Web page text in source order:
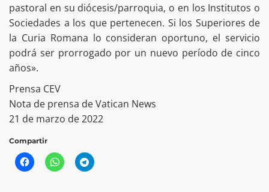
pastoral en su diócesis/parroquia, o en los Institutos o
Sociedades a los que pertenecen. Si los Superiores de
la Curia Romana lo consideran oportuno, el servicio
podrá ser prorrogado por un nuevo período de cinco
años».
Prensa CEV
Nota de prensa de Vatican News
21 de marzo de 2022
Compartir